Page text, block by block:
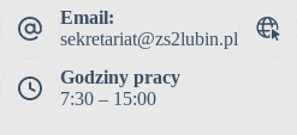
Email:
sekretariat@zs2lubin.pl
Godziny pracy
7:30 – 15:00